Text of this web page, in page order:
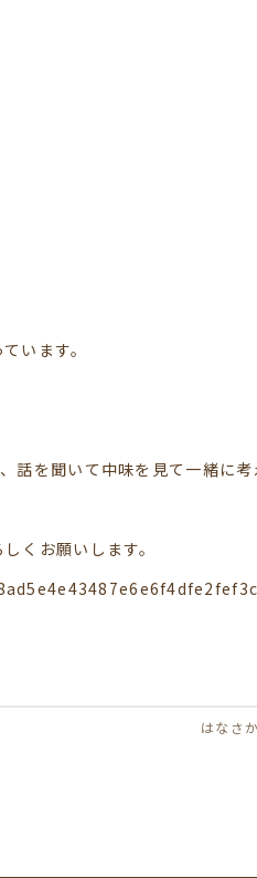
います。
を聞いて中味を見て一緒に考
くお願いします。
はなさ